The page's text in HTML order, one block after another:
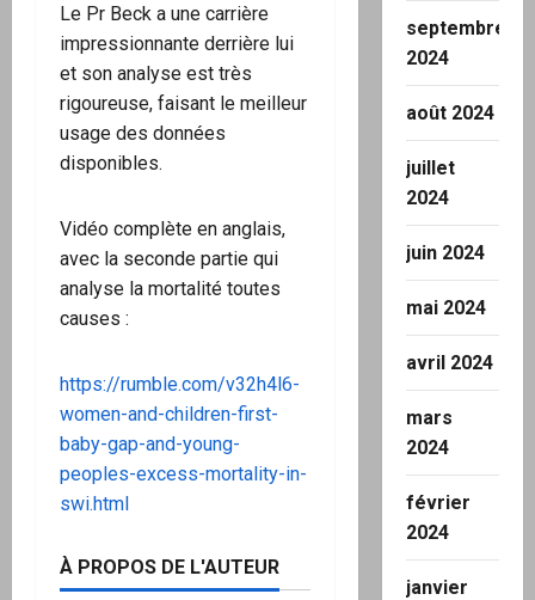
Le Pr Beck a une carrière
impressionnante derrière lui
et son analyse est très
rigoureuse, faisant le meilleur
usage des données
disponibles.
Vidéo complète en anglais,
avec la seconde partie qui
analyse la mortalité toutes
causes :
https://rumble.com/v32h4l6-
women-and-children-first-
baby-gap-and-young-
peoples-excess-mortality-in-
swi.html
À PROPOS DE L'AUTEUR
septembre
2024
août 2024
juillet
2024
juin 2024
mai 2024
avril 2024
mars
2024
février
2024
janvier